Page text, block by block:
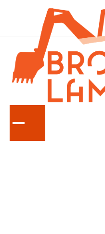
LA SÉRIE
Tracteurs compacts